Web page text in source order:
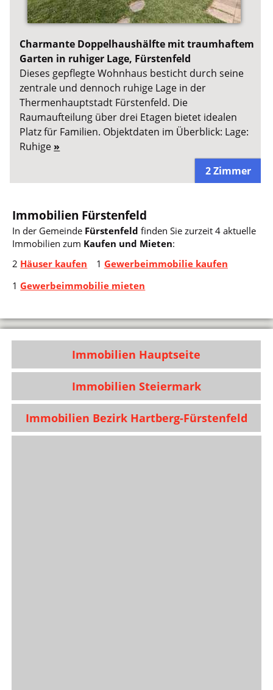
Charmante Doppelhaushälfte mit traumhaftem
Garten in ruhiger Lage, Fürstenfeld
Dieses gepflegte Wohnhaus besticht durch seine
zentrale und dennoch ruhige Lage in der
Thermenhauptstadt Fürstenfeld. Die
Raumaufteilung über drei Etagen bietet idealen
Platz für Familien. Objektdaten im Überblick: Lage:
Ruhige »
2 Zimmer
Immobilien Fürstenfeld
In der Gemeinde Fürstenfeld finden Sie zurzeit 4 aktuelle
Immobilien zum Kaufen und Mieten:
2 Häuser kaufen 1 Gewerbeimmobilie kaufen
1Gewerbeimmobilie mieten
Immobilien Hauptseite
Immobilien Steiermark
Immobilien Bezirk Hartberg-Fürstenfeld